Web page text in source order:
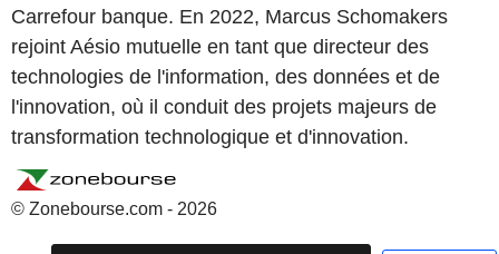
Carrefour banque. En 2022, Marcus Schomakers
rejoint Aésio mutuelle en tant que directeur des
technologies de l'information, des données et de
l'innovation, où il conduit des projets majeurs de
transformation technologique et d'innovation.
© Zonebourse.com - 2026